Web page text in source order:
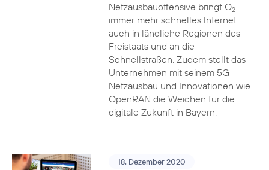
Netzausbauoffensive bringt O2
immer mehr schnelles Internet
auch in ländliche Regionen des
Freistaats und an die
Schnellstraßen. Zudem stellt das
Unternehmen mit seinem 5G
Netzausbau und Innovationen wie
OpenRAN die Weichen für die
digitale Zukunft in Bayern.
18. Dezember 2020